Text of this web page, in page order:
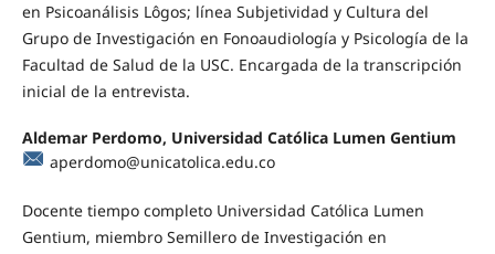
en Psicoanálisis Lôgos; línea Subjetividad y Cultura del
Grupo de Investigación en Fonoaudiología y Psicología de la
Facultad de Salud de la USC. Encargada de la transcripción
inicial de la entrevista.
Aldemar Perdomo, Universidad Católica Lumen Gentium
aperdomo@unicatolica.edu.co
Docente tiempo completo Universidad Católica Lumen
Gentium, miembro Semillero de Investigación en